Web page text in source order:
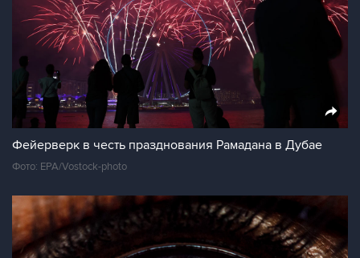
Фейерверк в честь празднования Рамадана в Дубае
Фото: EPA/Vostock-photo